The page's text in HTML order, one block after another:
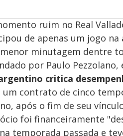
ruim no Real
de apenas um jogo
minutagem dentre
por Paulo Pezzolano,
critica
um contrato de cinco
após o fim de seu
foi financeiramente
temporada passada e